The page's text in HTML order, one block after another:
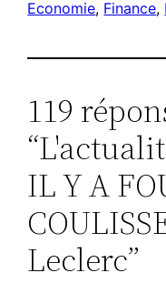
Economie, Finance,
119
IL Y A
Leclerc”